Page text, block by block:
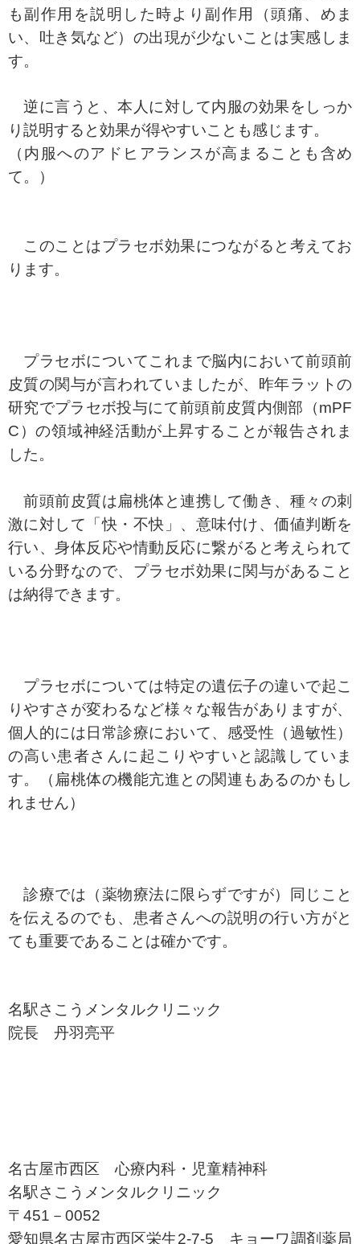
も副作用を説明した時より副作用（頭痛、めま
い、吐き気など）の出現が少ないことは実感しま
す。
逆に言うと、本人に対して内服の効果をしっか
り説明すると効果が得やすいことも感じます。
（内服へのアドヒアランスが高まることも含め
て。）
このことはプラセボ効果につながると考えてお
ります。
プラセボについてこれまで脳内において前頭前
皮質の関与が言われていましたが、昨年ラットの
研究でプラセボ投与にて前頭前皮質内側部（mPF
C）の領域神経活動が上昇することが報告されま
した。
前頭前皮質は扁桃体と連携して働き、種々の刺
激に対して「快・不快」、意味付け、価値判断を
行い、身体反応や情動反応に繋がると考えられて
いる分野なので、プラセボ効果に関与があること
は納得できます。
プラセボについては特定の遺伝子の違いで起こ
りやすさが変わるなど様々な報告がありますが、
個人的には日常診療において、感受性（過敏性）
の高い患者さんに起こりやすいと認識していま
す。（扁桃体の機能亢進との関連もあるのかもし
れません）
診療では（薬物療法に限らずですが）同じこと
を伝えるのでも、患者さんへの説明の行い方がと
ても重要であることは確かです。
名駅さこうメンタルクリニック
院長 丹羽亮平
名古屋市西区 心療内科・児童精神科
名駅さこうメンタルクリニック
〒451－0052
愛知県名古屋市西区栄生2-7-5 キョーワ調剤薬局